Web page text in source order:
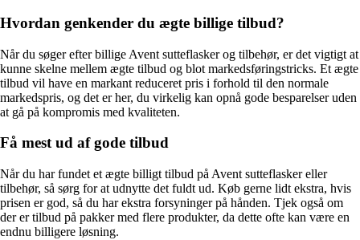
Hvordan genkender du ægte billige tilbud?
Når du søger efter billige Avent sutteflasker og tilbehør, er det vigtigt at
kunne skelne mellem ægte tilbud og blot markedsføringstricks. Et ægte
tilbud vil have en markant reduceret pris i forhold til den normale
markedspris, og det er her, du virkelig kan opnå gode besparelser uden
at gå på kompromis med kvaliteten.
Få mest ud af gode tilbud
Når du har fundet et ægte billigt tilbud på Avent sutteflasker eller
tilbehør, så sørg for at udnytte det fuldt ud. Køb gerne lidt ekstra, hvis
prisen er god, så du har ekstra forsyninger på hånden. Tjek også om
der er tilbud på pakker med flere produkter, da dette ofte kan være en
endnu billigere løsning.